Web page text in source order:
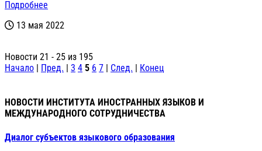
Подробнее
13 мая 2022
Новости 21 - 25 из 195
Начало | Пред. | 3 4 5 6 7 | След. | Конец
НОВОСТИ ИНСТИТУТА ИНОСТРАННЫХ ЯЗЫКОВ И
МЕЖДУНАРОДНОГО СОТРУДНИЧЕСТВА
Диалог субъектов языкового образования